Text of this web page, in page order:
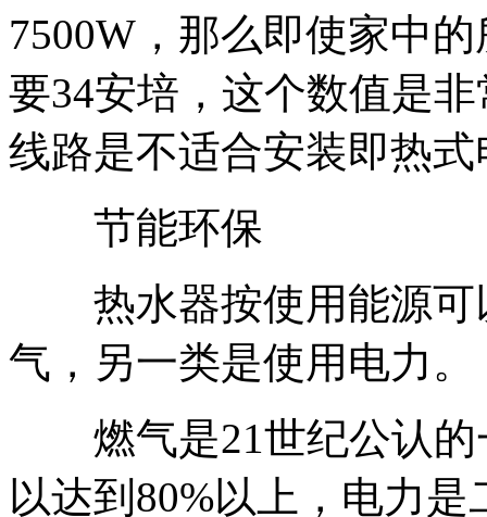
7500W，那么即使家中
要34安培，这个数值是
线路是不适合安装即热
节能环保
热水器按使用能源可
气，另一类是使用电力。
燃气是21世纪公认的
以达到80%以上，电力